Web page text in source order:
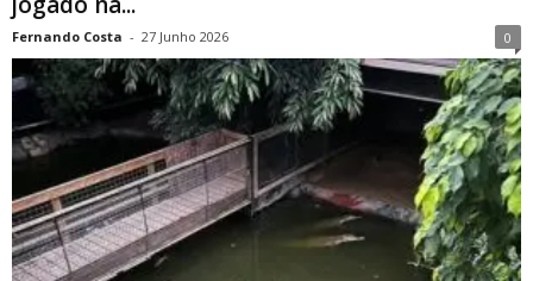
Fernando Costa - 27 Junho 2026 0